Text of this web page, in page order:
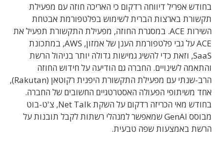
בחודש אפריל דיווחה רדקום כי האריכה חוזה עם מפעילת
תקשורת בארצות הברית לשימוש בפלטפורמת אבטחת
השירות ACE. במסגרת החוזה, מפעילת התקשורת תפעיל את
ACE על גבי פלטפורמת הענן של אמזון, AWS, במתכונת
SaaS, וזאת כדי להשיג גמישות גדולה יותר בניהול הרשת
והתאמה לשינויים. החברה גם הודיעה על חידוש החוזה
הרב-שנתי עם מפעילת התקשורת היפנית רקוטאן (Rakutan),
אחד משיתופי הפעולה האסטרטגיים החשובים של החברה.
בחודש מאי הכריזה רדקום על השקת Net Talk, צ'ט-בוט
מבוסס GenAI שמאפשר למנהלי רשתות לקבל תובנות על
הרשת באמצעות שפה טבעית.